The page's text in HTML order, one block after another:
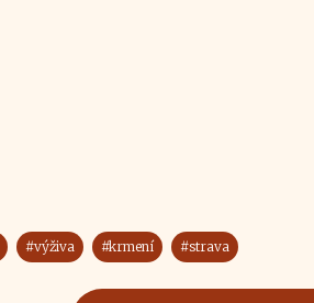
#výživa #krmení #strava